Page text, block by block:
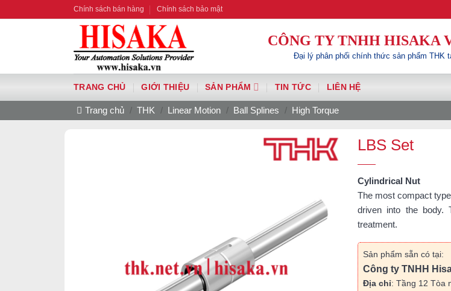
qua
Chính sách bán hàng Chính sách bảo mật
CÔNG TY TNHH HISAKA
Đại lý phân phối chính thức sản phẩm THK
TRANG CHỦ GIỚI THIỆU SẢN PHẨM TIN TỨC LIÊN HỆ
Trang chủ / THK / Linear Motion / Ball Splines / High Torque
LBS Set
Cylindrical Nut
The most compact
driven into the body.
treatment.
Sản phẩm sẵn có tại:
Công ty TNHH
Địa chỉ: Tầng 12 Tòa